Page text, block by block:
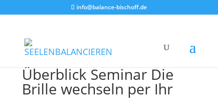
info@balance-bischoff.de
Überblick Seminar Die
Brille wechseln per Ihr